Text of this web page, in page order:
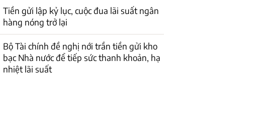
Tiền gửi lập kỷ lục, cuộc đua lãi suất ngân
hàng nóng trở lại
Bộ Tài chính đề nghị nới trần tiền gửi kho
bạc Nhà nước để tiếp sức thanh khoản, hạ
nhiệt lãi suất